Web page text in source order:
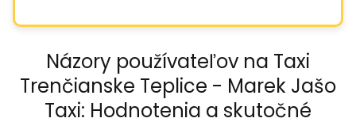
Názory používateľov na Taxi
Trenčianske Teplice - Marek Jašo
Taxi: Hodnotenia a skutočné